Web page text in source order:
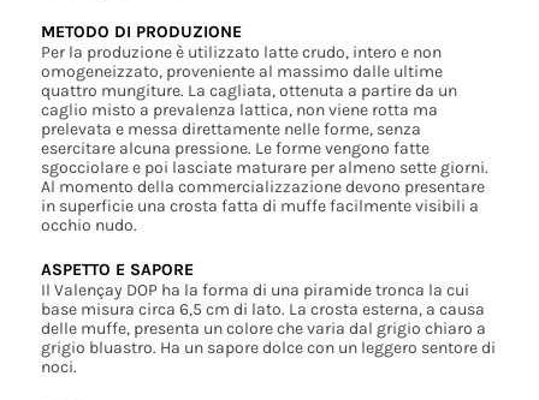
METODO DI PRODUZIONE
Per la produzione è utilizzato latte crudo, intero e non
omogeneizzato, proveniente al massimo dalle ultime
quattro mungiture. La cagliata, ottenuta a partire da un
caglio misto a prevalenza lattica, non viene rotta ma
prelevata e messa direttamente nelle forme, senza
esercitare alcuna pressione. Le forme vengono fatte
sgocciolare e poi lasciate maturare per almeno sette giorni.
Al momento della commercializzazione devono presentare
in superficie una crosta fatta di muffe facilmente visibili a
occhio nudo.
ASPETTO E SAPORE
Il Valençay DOP ha la forma di una piramide tronca la cui
base misura circa 6,5 cm di lato. La crosta esterna, a causa
delle muffe, presenta un colore che varia dal grigio chiaro a
grigio bluastro. Ha un sapore dolce con un leggero sentore di
noci.